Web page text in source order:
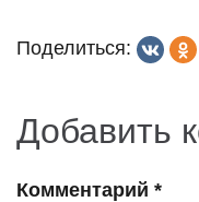
Поделиться:
Добавить
Комментарий *